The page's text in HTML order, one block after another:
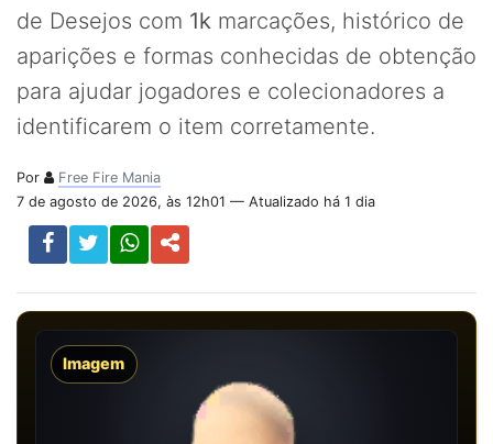
de Desejos com 1k marcações, histórico de
aparições e formas conhecidas de obtenção
para ajudar jogadores e colecionadores a
identificarem o item corretamente.
Por
Free Fire Mania
7 de agosto de 2026, às 12h01 — Atualizado há 1 dia
Imagem